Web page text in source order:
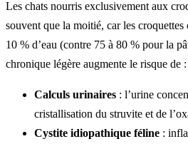
Les chats nourris exclusivement aux
souvent que la moitié, car les croquettes
10 % d’eau (contre 75 à 80 % pour la
chronique légère augmente le risque de :
Calculs urinaires : l’urine
cristallisation du struvite et de
Cystite idiopathique féline :